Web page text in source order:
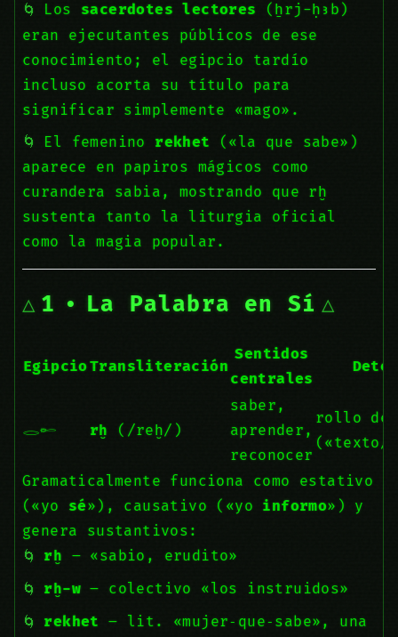
Los sacerdotes lectores (ẖrj-ḥꜣb)
eran ejecutantes públicos de ese
conocimiento; el egipcio tardío
incluso acorta su título para
significar simplemente «mago».
El femenino rekhet («la que sabe»)
aparece en papiros mágicos como
curandera sabia, mostrando que rḫ
sustenta tanto la liturgia oficial
como la magia popular.
1 • La Palabra en Sí
EgipcioTransliteración
Sentidos
centrales
𓂋𓄡 rḫ (/reḫ/)
saber,
aprender,
reconocer
rollo de
(«texto/
Gramaticalmente funciona como estativo
(«yo sé»), causativo («yo informo») y
genera sustantivos:
rḫ – «sabio, erudito»
rḫ-w – colectivo «los instruidos»
rekhet – lit. «mujer‑que‑sabe», una